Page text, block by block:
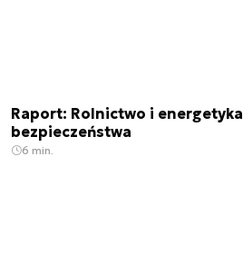
Raport: Rolnictwo i
bezpieczeństwa
6 min.